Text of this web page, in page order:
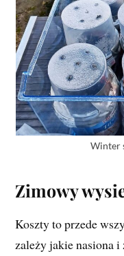
Winter
Zimowy
Koszty to przede
zależy jakie nasiona